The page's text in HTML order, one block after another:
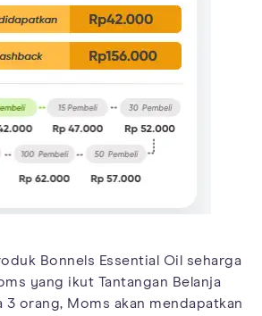
Bonnels Essential Oil seharga
yang ikut Tantangan Belanja
3 orang, Moms akan mendapatkan